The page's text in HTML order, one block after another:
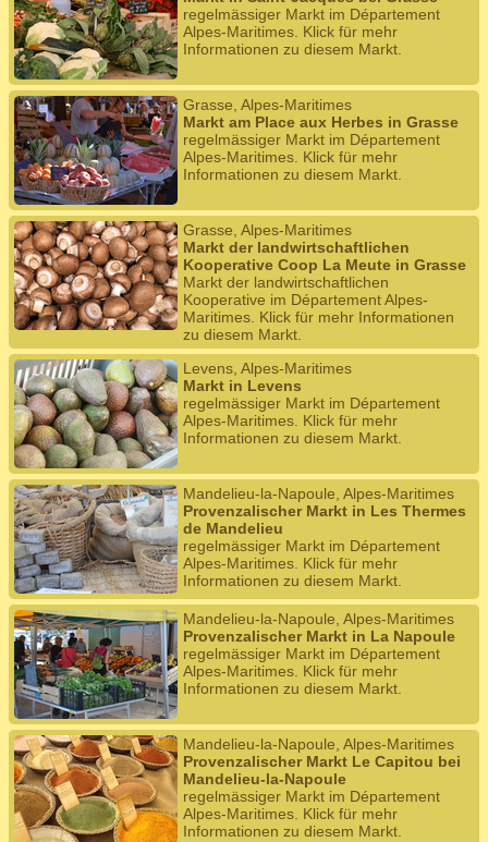
regelmässiger Markt im Département
Alpes-Maritimes. Klick für mehr
Informationen zu diesem Markt.
Grasse, Alpes-Maritimes
Markt am Place aux Herbes in Grasse
regelmässiger Markt im Département
Alpes-Maritimes. Klick für mehr
Informationen zu diesem Markt.
Grasse, Alpes-Maritimes
Markt der landwirtschaftlichen
Kooperative Coop La Meute in Grasse
Markt der landwirtschaftlichen
Kooperative im Département Alpes-
Maritimes. Klick für mehr Informationen
zu diesem Markt.
Levens, Alpes-Maritimes
Markt in Levens
regelmässiger Markt im Département
Alpes-Maritimes. Klick für mehr
Informationen zu diesem Markt.
Mandelieu-la-Napoule, Alpes-Maritimes
Provenzalischer Markt in Les Thermes
de Mandelieu
regelmässiger Markt im Département
Alpes-Maritimes. Klick für mehr
Informationen zu diesem Markt.
Mandelieu-la-Napoule, Alpes-Maritimes
Provenzalischer Markt in La Napoule
regelmässiger Markt im Département
Alpes-Maritimes. Klick für mehr
Informationen zu diesem Markt.
Mandelieu-la-Napoule, Alpes-Maritimes
Provenzalischer Markt Le Capitou bei
Mandelieu-la-Napoule
regelmässiger Markt im Département
Alpes-Maritimes. Klick für mehr
Informationen zu diesem Markt.